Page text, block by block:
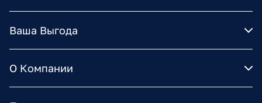
Ваша Выгода
О Компании